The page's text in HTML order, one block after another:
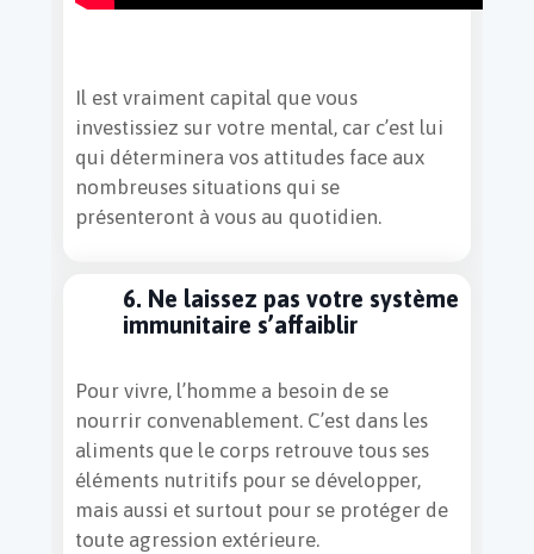
Il est vraiment capital que vous
investissiez sur votre mental, car c’est lui
qui déterminera vos attitudes face aux
nombreuses situations qui se
présenteront à vous au quotidien.
6. Ne laissez pas votre système
immunitaire s’affaiblir
Pour vivre, l’homme a besoin de se
nourrir convenablement. C’est dans les
aliments que le corps retrouve tous ses
éléments nutritifs pour se développer,
mais aussi et surtout pour se protéger de
toute agression extérieure.